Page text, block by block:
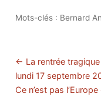
Mots-clés : Bernard
← La rentrée
lundi 17 septembre
Ce n’est pas